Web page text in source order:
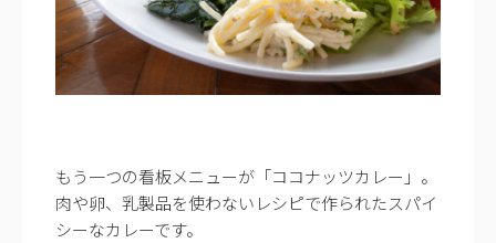
もう一つの看板メニューが「ココナッツカレー」。
肉や卵、乳製品を使わないレシピで作られたスパイ
シーなカレーです。